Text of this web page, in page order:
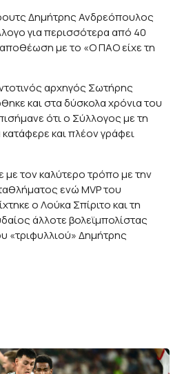
Δημήτρης Ανδρεόπουλος
για περισσότερα από 40
αποθέωση με το «Ο ΠΑΟ είχε τη
αρχηγός Σωτήρης
και στα δύσκολα χρόνια του
ότι ο Σύλλογος με τη
και πλέον γράφει
τον καλύτερο τρόπο με την
ενώ MVP του
ο Λούκα Σπίριτο και τη
άλλοτε βολεϊμπολίστας
«τριφυλλιού» Δημήτρης